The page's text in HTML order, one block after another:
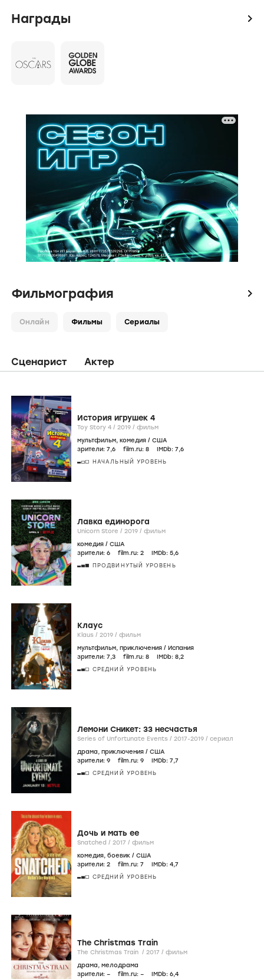
Награды icon
Фильмография icon
Онлайн Фильмы Сериалы
Сценарист Актер
История игрушек 4
Toy Story 4 / 2019 / фильм
мультфильм, комедия / США
зрители: 7,6 film.ru: 8 IMDb: 7,6
НАЧАЛЬНЫЙ УРОВЕНЬ
Лавка единорога
Unicorn Store / 2019 / фильм
комедия / США
зрители: 6 film.ru: 2 IMDb: 5,6
ПРОДВИНУТЫЙ УРОВЕНЬ
Клаус
Klaus / 2019 / фильм
мультфильм, приключения / Испания
зрители: 7,3 film.ru: 8 IMDb: 8,2
СРЕДНИЙ УРОВЕНЬ
Лемони Сникет: 33 несчастья
Series of Unfortunate Events / 2017-2019 / сериал
драма, приключения / США
зрители: 9 film.ru: 9 IMDb: 7,7
СРЕДНИЙ УРОВЕНЬ
Дочь и мать ее
Snatched / 2017 / фильм
комедия, боевик / США
зрители: 2 film.ru: 7 IMDb: 4,7
СРЕДНИЙ УРОВЕНЬ
The Christmas Train
The Christmas Train / 2017 / фильм
драма, мелодрама
зрители: – film.ru: – IMDb: 6,4